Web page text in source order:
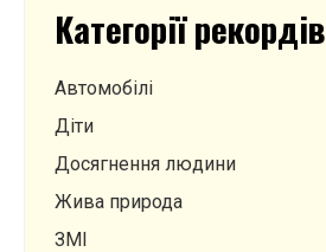
Категорії рекордів
Автомобілі
Діти
Досягнення людини
Жива природа
ЗМІ